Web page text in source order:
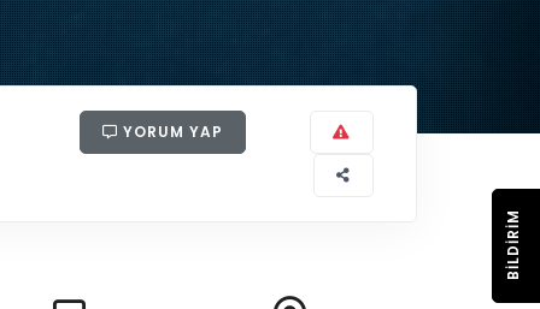
YORUM YAP
BILDIRIM